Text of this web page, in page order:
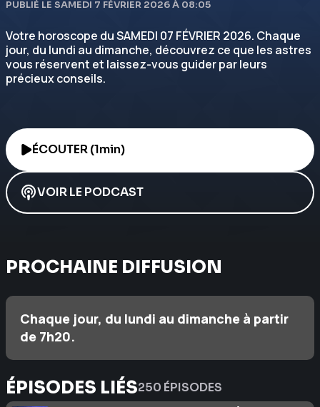
PUBLIÉ LE SAMEDI 7 FÉVRIER 2026 À 08:05
Votre horoscope du SAMEDI 07 FÉVRIER 2026. Chaque
jour, du lundi au dimanche, découvrez ce que les astres
vous réservent et laissez-vous guider par leurs
précieux conseils.
ÉCOUTER (1min)
VOIR LE PODCAST
PROCHAINE DIFFUSION
Chaque jour, du lundi au dimanche à partir
de 7h20.
ÉPISODES LIÉS250 ÉPISODES